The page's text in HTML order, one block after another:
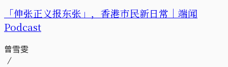
「伸张正义报东张」，香港市民新日常｜端闻
Podcast
曾雪雯